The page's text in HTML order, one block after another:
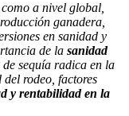
a nivel global,
ganadera,
en sanidad y
de la sanidad
sequía radica en la
rodeo, factores
y rentabilidad en la